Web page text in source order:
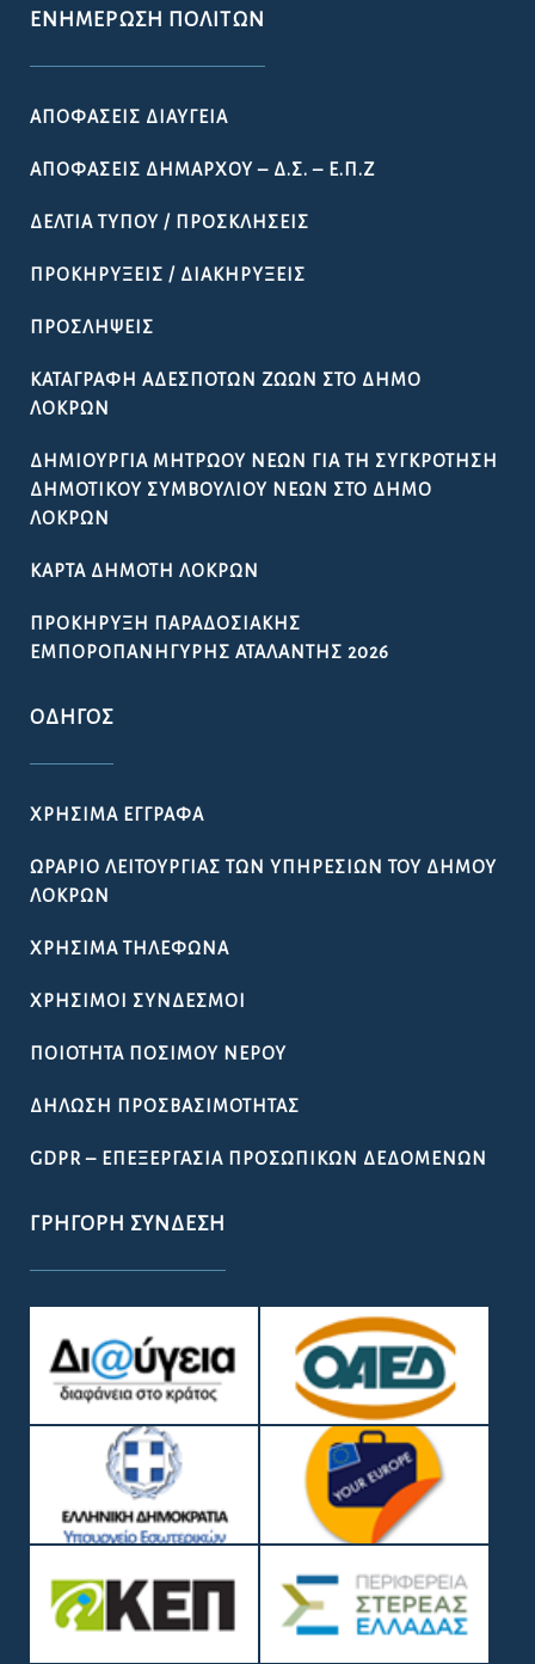
ΕΝΗΜΈΡΩΣΗ ΠΟΛΙΤΏΝ
ΑΠΟΦΆΣΕΙΣ ΔΙΑΎΓΕΙΑ
ΑΠΟΦΆΣΕΙΣ ΔΗΜΆΡΧΟΥ – Δ.Σ. – Ε.Π.Ζ
ΔΕΛΤΊΑ ΤΎΠΟΥ / ΠΡΟΣΚΛΉΣΕΙΣ
ΠΡΟΚΗΡΎΞΕΙΣ / ΔΙΑΚΗΡΎΞΕΙΣ
ΠΡΟΣΛΉΨΕΙΣ
ΚΑΤΑΓΡΑΦΉ ΑΔΈΣΠΟΤΩΝ ΖΏΩΝ ΣΤΟ ΔΉΜΟ
ΛΟΚΡΏΝ
ΔΗΜΙΟΥΡΓΊΑ ΜΗΤΡΏΟΥ ΝΈΩΝ ΓΙΑ ΤΗ ΣΥΓΚΡΌΤΗΣΗ
ΔΗΜΟΤΙΚΟΎ ΣΥΜΒΟΥΛΊΟΥ ΝΈΩΝ ΣΤΟ ΔΉΜΟ
ΛΟΚΡΏΝ
ΚΆΡΤΑ ΔΗΜΌΤΗ ΛΟΚΡΏΝ
ΠΡΟΚΉΡΥΞΗ ΠΑΡΑΔΟΣΙΑΚΉΣ
ΕΜΠΟΡΟΠΑΝΉΓΥΡΗΣ ΑΤΑΛΆΝΤΗΣ 2026
ΟΔΗΓΌΣ
ΧΡΉΣΙΜΑ ΈΓΓΡΑΦΑ
ΩΡΆΡΙΟ ΛΕΙΤΟΥΡΓΊΑΣ ΤΩΝ ΥΠΗΡΕΣΙΏΝ ΤΟΥ ΔΉΜΟΥ
ΛΟΚΡΏΝ
ΧΡΉΣΙΜΑ ΤΗΛΈΦΩΝΑ
ΧΡΉΣΙΜΟΙ ΣΎΝΔΕΣΜΟΙ
ΠΟΙΌΤΗΤΑ ΠΌΣΙΜΟΥ ΝΕΡΟΎ
ΔΉΛΩΣΗ ΠΡΟΣΒΑΣΙΜΌΤΗΤΑΣ
GDPR – ΕΠΕΞΕΡΓΑΣΙΑ ΠΡΟΣΩΠΙΚΩΝ ΔΕΔΟΜΕΝΩΝ
ΓΡΉΓΟΡΗ ΣΎΝΔΕΣΗ